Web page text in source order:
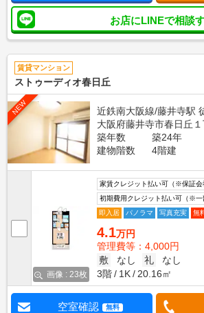
お店にLINEで相談
賃貸マンション
ストゥーディオ春日丘
NEW
近鉄南大阪線/藤井寺駅
大阪府藤井寺市春日丘１
築年数
築24年
建物階数
4階建
画像 : 23枚
家賃クレジット払い可（※保証会
初期費用クレジット払い可（※一
即入居
パノラマ 写真充実 無
4.1万円
管理費等：4,000円
敷
なし 礼
なし
3階
1K 20.16㎡
空室確認 無料